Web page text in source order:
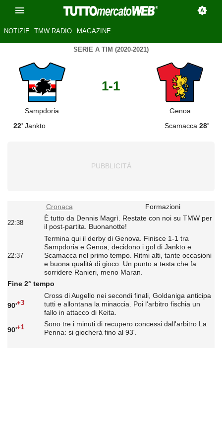
NOTIZIE TMW RADIO MAGAZINE
SERIE A TIM (2020-2021)
Sampdoria
1-1
Genoa
22' Jankto Scamacca 28'
Cronaca Formazioni
22:38
È tutto da Dennis Magrì. Restate con noi su TMW per
il post-partita. Buonanotte!
22:37
Termina qui il derby di Genova. Finisce 1-1 tra
Sampdoria e Genoa, decidono i gol di Jankto e
Scamacca nel primo tempo. Ritmi alti, tante occasioni
e buona qualità di gioco. Un punto a testa che fa
sorridere Ranieri, meno Maran.
Fine 2° tempo
90'+3
Cross di Augello nei secondi finali, Goldaniga anticipa
tutti e allontana la minaccia. Poi l'arbitro fischia un
fallo in attacco di Keita.
90'+1
Sono tre i minuti di recupero concessi dall'arbitro La
Penna: si giocherà fino al 93'.